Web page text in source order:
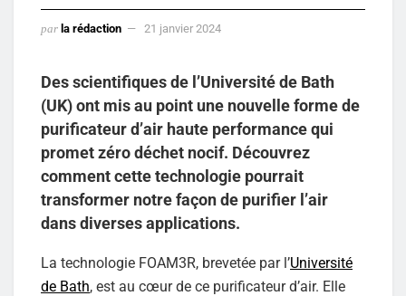
par la rédaction 21 janvier 2024
Des scientifiques de l’Université de Bath
(UK) ont mis au point une nouvelle forme de
purificateur d’air haute performance qui
promet zéro déchet nocif. Découvrez
comment cette technologie pourrait
transformer notre façon de purifier l’air
dans diverses applications.
La technologie FOAM3R, brevetée par l’Université
de Bath, est au cœur de ce purificateur d’air. Elle